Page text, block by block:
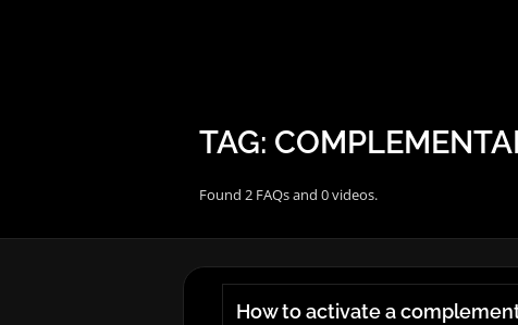
TAG:
Found 2 FAQs and 0 videos.
How to activate a